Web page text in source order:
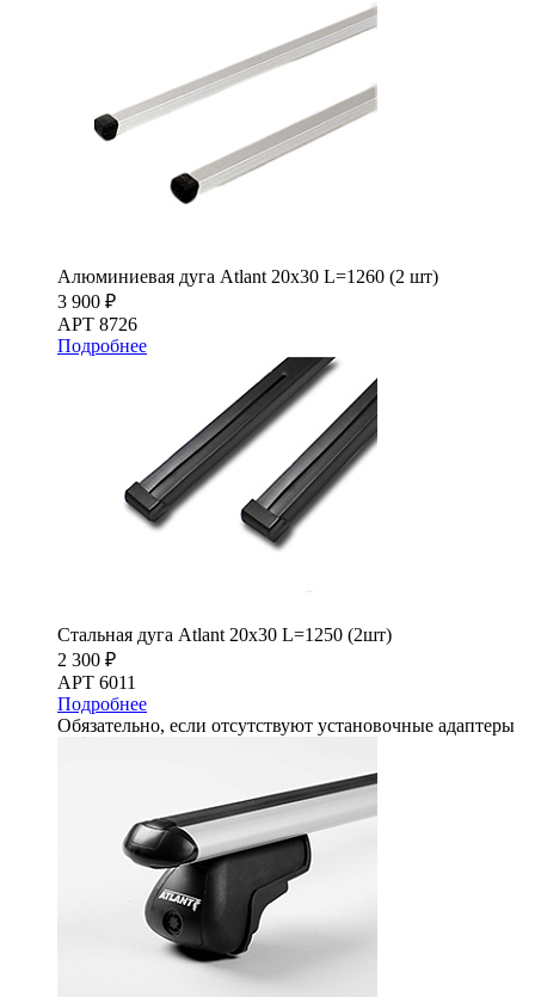
Алюминиевая дуга Atlant 20х30 L=1260 (2 шт)
3 900 ₽
АРТ 8726
Подробнее
Стальная дуга Atlant 20х30 L=1250 (2шт)
2 300 ₽
АРТ 6011
Подробнее
Обязательно, если отсутствуют установочные адаптеры